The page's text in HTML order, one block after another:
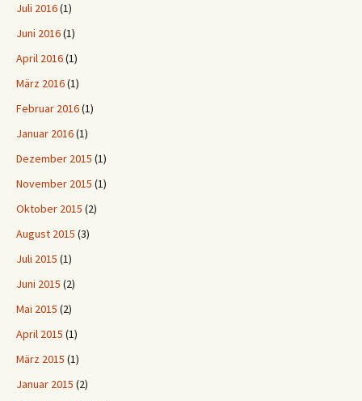
Juli 2016(1)
Juni 2016(1)
April 2016(1)
März 2016(1)
Februar 2016(1)
Januar 2016(1)
Dezember 2015 (1)
November 2015 (1)
Oktober 2015 (2)
August 2015 (3)
Juli 2015 (1)
Juni 2015 (2)
Mai 2015 (2)
April 2015 (1)
März 2015 (1)
Januar 2015 (2)